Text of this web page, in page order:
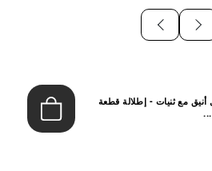
مع ثنيات - إطلالة قطعة